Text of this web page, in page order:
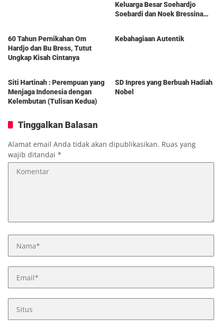
Keluarga Besar Soehardjo
Soebardi dan Noek Bressina
60 Tahun Pernikahan Om
Hardjo dan Bu Bress, Tutut
Ungkap Kisah Cintanya
Kebahagiaan Autentik
Berita
Siti Hartinah : Perempuan yang
Menjaga Indonesia dengan
Kelembutan (Tulisan Kedua)
SD Inpres yang Berbuah Hadiah
Nobel
Tinggalkan Balasan
Alamat email Anda tidak akan dipublikasikan. Ruas yang
wajib ditandai *